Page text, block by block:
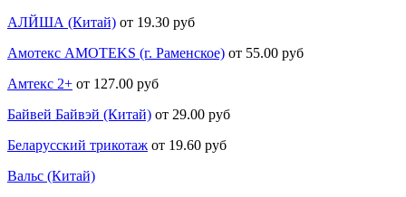
АЛЙША (Китай) от 19.30 руб
Амотекс AMOTEKS (г. Раменское) от 55.00 руб
Амтекс 2+ от 127.00 руб
Байвей Байвэй (Китай) от 29.00 руб
Беларусский трикотаж от 19.60 руб
Вальс (Китай)